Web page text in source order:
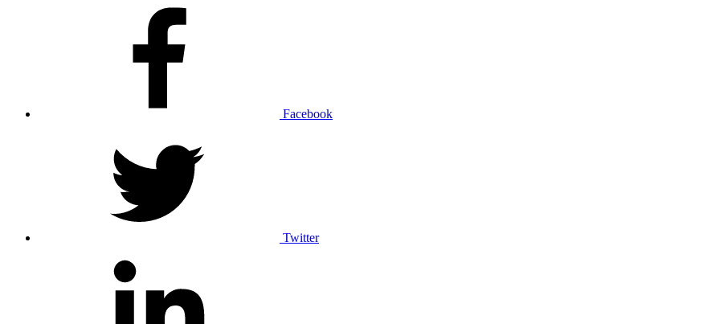
Facebook
Twitter